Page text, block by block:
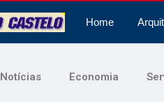
Home
Notícias Economia